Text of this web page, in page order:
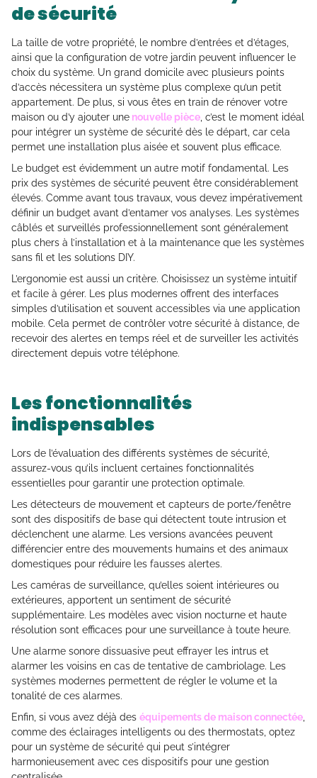
de sécurité
La taille de votre propriété, le nombre d’entrées et d’étages,
ainsi que la configuration de votre jardin peuvent influencer le
choix du système. Un grand domicile avec plusieurs points
d’accès nécessitera un système plus complexe qu’un petit
appartement. De plus, si vous êtes en train de rénover votre
maison ou d’y ajouter une nouvelle pièce, c’est le moment idéal
pour intégrer un système de sécurité dès le départ, car cela
permet une installation plus aisée et souvent plus efficace.
Le budget est évidemment un autre motif fondamental. Les
prix des systèmes de sécurité peuvent être considérablement
élevés. Comme avant tous travaux, vous devez impérativement
définir un budget avant d’entamer vos analyses. Les systèmes
câblés et surveillés professionnellement sont généralement
plus chers à l’installation et à la maintenance que les systèmes
sans fil et les solutions DIY.
L’ergonomie est aussi un critère. Choisissez un système intuitif
et facile à gérer. Les plus modernes offrent des interfaces
simples d’utilisation et souvent accessibles via une application
mobile. Cela permet de contrôler votre sécurité à distance, de
recevoir des alertes en temps réel et de surveiller les activités
directement depuis votre téléphone.
Les fonctionnalités
indispensables
Lors de l’évaluation des différents systèmes de sécurité,
assurez-vous qu’ils incluent certaines fonctionnalités
essentielles pour garantir une protection optimale.
Les détecteurs de mouvement et capteurs de porte/fenêtre
sont des dispositifs de base qui détectent toute intrusion et
déclenchent une alarme. Les versions avancées peuvent
différencier entre des mouvements humains et des animaux
domestiques pour réduire les fausses alertes.
Les caméras de surveillance, qu’elles soient intérieures ou
extérieures, apportent un sentiment de sécurité
supplémentaire. Les modèles avec vision nocturne et haute
résolution sont efficaces pour une surveillance à toute heure.
Une alarme sonore dissuasive peut effrayer les intrus et
alarmer les voisins en cas de tentative de cambriolage. Les
systèmes modernes permettent de régler le volume et la
tonalité de ces alarmes.
Enfin, si vous avez déjà des équipements de maison connectée,
comme des éclairages intelligents ou des thermostats, optez
pour un système de sécurité qui peut s’intégrer
harmonieusement avec ces dispositifs pour une gestion